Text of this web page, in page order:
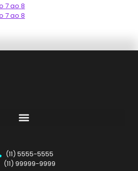
7 ao 8
7 ao 8
(11) 5555-5555
(11) 99999-9999